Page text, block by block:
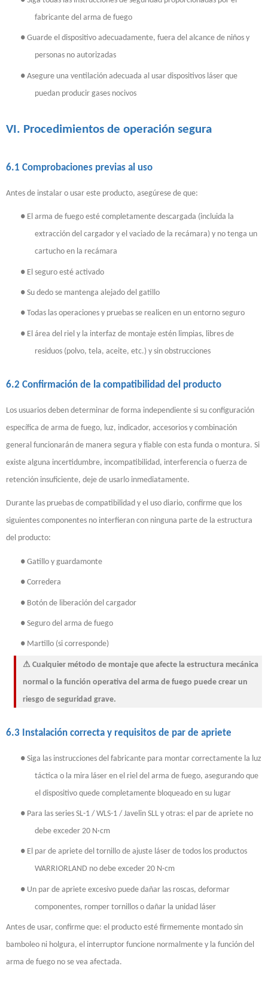
fabricante del arma de fuego
● Guarde el dispositivo adecuadamente, fuera del alcance de niños y
personas no autorizadas
● Asegure una ventilación adecuada al usar dispositivos láser que
puedan producir gases nocivos
VI. Procedimientos de operación segura
6.1 Comprobaciones previas al uso
Antes de instalar o usar este producto, asegúrese de que:
● El arma de fuego esté completamente descargada (incluida la
extracción del cargador y el vaciado de la recámara) y no tenga un
cartucho en la recámara
● El seguro esté activado
● Su dedo se mantenga alejado del gatillo
● Todas las operaciones y pruebas se realicen en un entorno seguro
● El área del riel y la interfaz de montaje estén limpias, libres de
residuos (polvo, tela, aceite, etc.) y sin obstrucciones
6.2 Confirmación de la compatibilidad del producto
Los usuarios deben determinar de forma independiente si su configuración
específica de arma de fuego, luz, indicador, accesorios y combinación
general funcionarán de manera segura y fiable con esta funda o montura. Si
existe alguna incertidumbre, incompatibilidad, interferencia o fuerza de
retención insuficiente, deje de usarlo inmediatamente.
Durante las pruebas de compatibilidad y el uso diario, confirme que los
siguientes componentes no interfieran con ninguna parte de la estructura
del producto:
● Gatillo y guardamonte
● Corredera
● Botón de liberación del cargador
● Seguro del arma de fuego
● Martillo (si corresponde)
⚠ Cualquier método de montaje que afecte la estructura mecánica
normal o la función operativa del arma de fuego puede crear un
riesgo de seguridad grave.
6.3 Instalación correcta y requisitos de par de apriete
● Siga las instrucciones del fabricante para montar correctamente la luz
táctica o la mira láser en el riel del arma de fuego, asegurando que
el dispositivo quede completamente bloqueado en su lugar
● Para las series SL-1 / WLS-1 / Javelin SLL y otras: el par de apriete no
debe exceder 20 N·cm
● El par de apriete del tornillo de ajuste láser de todos los productos
WARRIORLAND no debe exceder 20 N·cm
● Un par de apriete excesivo puede dañar las roscas, deformar
componentes, romper tornillos o dañar la unidad láser
Antes de usar, confirme que: el producto esté firmemente montado sin
bamboleo ni holgura, el interruptor funcione normalmente y la función del
arma de fuego no se vea afectada.